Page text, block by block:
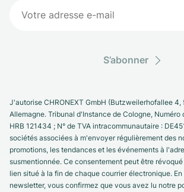
S’abonner
J'autorise CHRONEXT GmbH (Butzweilerhofallee 4,
Allemagne. Tribunal d'Instance de Cologne, Numéro
HRB 121434 ; N° de TVA intracommunautaire :
sociétés associées à m'envoyer régulièrement des
promotions, les tendances et les événements à
susmentionnée. Ce consentement peut être
lien situé à la fin de chaque courrier électronique.
newsletter, vous confirmez que vous avez lu notre